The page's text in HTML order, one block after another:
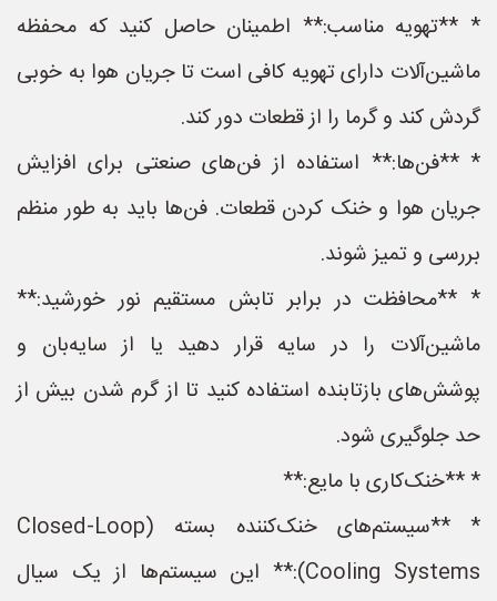
* **تهویه مناسب:** اطمینان حاصل کنید که محفظه
ماشین‌آلات دارای تهویه کافی است تا جریان هوا به خوبی
گردش کند و گرما را از قطعات دور کند.
* **فن‌ها:** استفاده از فن‌های صنعتی برای افزایش
جریان هوا و خنک کردن قطعات. فن‌ها باید به طور منظم
بررسی و تمیز شوند.
* **محافظت در برابر تابش مستقیم نور خورشید:**
ماشین‌آلات را در سایه قرار دهید یا از سایه‌بان و
پوشش‌های بازتابنده استفاده کنید تا از گرم شدن بیش از
حد جلوگیری شود.
* **خنک‌کاری با مایع:**
* **سیستم‌های خنک‌کننده بسته (Closed-Loop
Cooling Systems):** این سیستم‌ها از یک سیال